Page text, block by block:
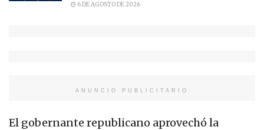
6 DE AGOSTO DE 2026
ANUNCIO PUBLICITARIO
El gobernante republicano aprovechó la